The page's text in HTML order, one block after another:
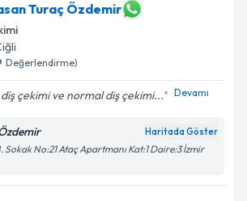
Turaç Özdemir
Değerlendirme)
çekimi ve normal diş çekimi... Devamı
Haritada Göster
Sokak No:21 Ataç Apartmanı Kat:1 Daire:3 İzmir